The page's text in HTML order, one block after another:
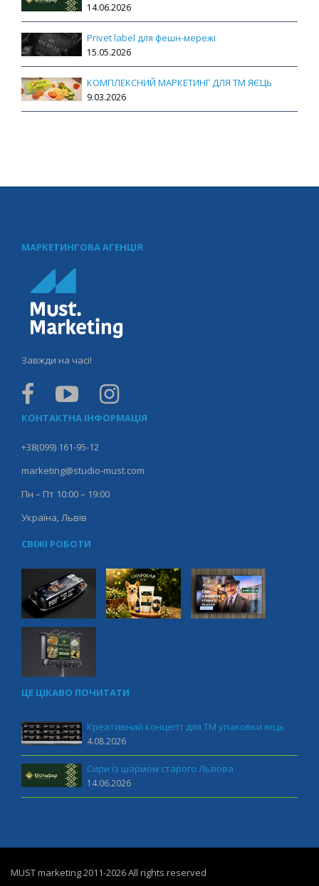
14.06.2026
Privet label для фешн-мережі
15.05.2026
КОМПЛЕКСНИЙ МАРКЕТИНГ ДЛЯ ТМ ЯЄЦЬ
9.03.2026
МАРКЕТИНГОВА АГЕНЦІЯ
Завжди на часі!
КОНТАКТНА ІНФОРМАЦІЯ
+38(099) 161-95-12
marketing@studio-must.com
Пн – Пт 10:00 – 19:00
Україна, Львів
СВІЖІ РОБОТИ
ЦЕ ЦІКАВО ПОЧИТАТИ
Креативний концепт для ТМ упаковки яєць
4.08.2026
Сири із шармом старого Львова
14.06.2026
MUST marketing 2011-2026 All rights reserved